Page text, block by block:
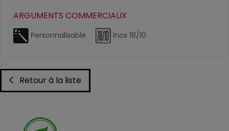
ARGUMENTS COMMERCIAUX
Personnalisable Inox 18/10
Retour à la liste